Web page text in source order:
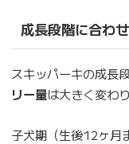
成長段階に合わ
スキッパーキの成長
リー量は大きく変わ
子犬期（生後12ヶ月